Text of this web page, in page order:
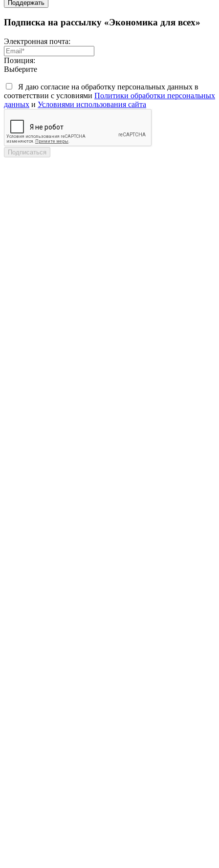
Поддержать
Подписка на рассылку «Экономика для всех»
Электронная почта:
Позиция:
Выберите
Я даю согласие на обработку персональных данных в
соответствии с условиями Политики обработки персональных
данных и Условиями использования сайта
Подписаться